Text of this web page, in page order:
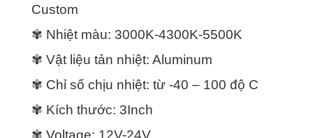
Custom
✾ Nhiệt màu: 3000K-4300K-5500K
✾ Vật liệu tản nhiệt: Aluminum
✾ Chỉ số chịu nhiệt: từ -40 – 100 độ C
✾ Kích thước: 3Inch
✾ Voltage: 12V-24V